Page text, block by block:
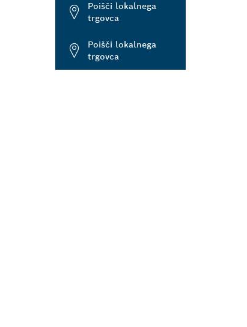
Poišči lokalnega
trgovca
Poišči lokalnega
trgovca